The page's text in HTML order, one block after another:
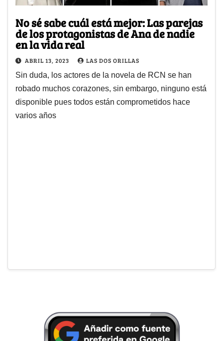
No sé sabe cuál está mejor: Las parejas
de los protagonistas de Ana de nadie
en la vida real
ABRIL 13, 2023 LAS DOS ORILLAS
Sin duda, los actores de la novela de RCN se han
robado muchos corazones, sin embargo, ninguno está
disponible pues todos están comprometidos hace
varios años